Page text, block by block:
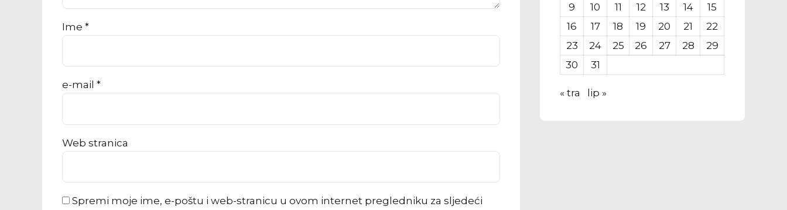
Ime *
e-mail *
Web stranica
Spremi moje ime, e-poštu i web-stranicu u ovom internet pregledniku za sljedeći
9
10 11 12 13 14
15
16
17 18 19 20 21
22
23
24 25 26 27 28
29
30
31
« tra lip »